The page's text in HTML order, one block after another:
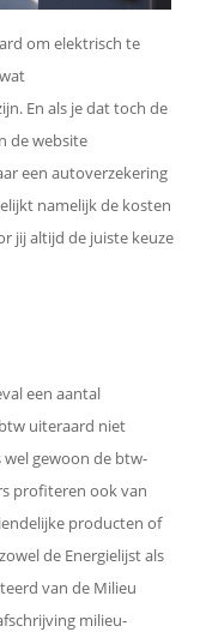
om elektrisch te
En als je dat toch de
de website
een autoverzekering
namelijk de kosten
jij altijd de juiste keuze
een aantal
uiteraard niet
gewoon de btw-
profiteren ook van
producten of
de Energielijst als
van de Milieu
milieu-